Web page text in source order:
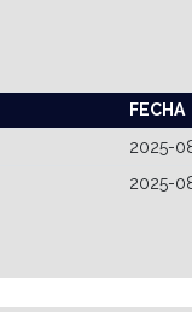
FECHA
2025-
2025-